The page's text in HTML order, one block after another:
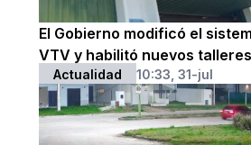
El Gobierno modificó el
VTV y habilitó nuevos talleres
Actualidad 10:33, 31-jul